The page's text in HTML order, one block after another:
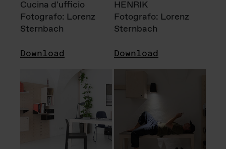
Cucina d'ufficio
Fotografo: Lorenz
Sternbach
Download
HENRIK
Fotografo: Lorenz
Sternbach
Download